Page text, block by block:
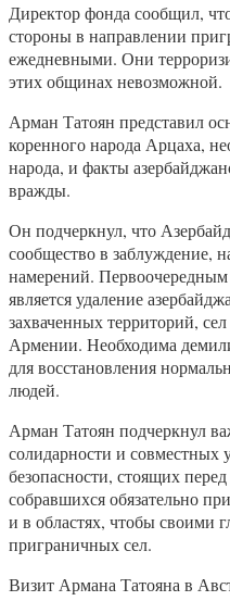
Директор фонда сообщил,
стороны в направлении
ежедневными. Они
этих общинах невозможной.
Арман Татоян представил
коренного народа Арцаха,
народа, и факты
вражды.
Он подчеркнул, что
сообщество в заблуждение,
намерений.
является удаление
захваченных территорий,
Армении. Необходима
для восстановления
людей.
Арман Татоян подчеркнул
солидарности и
безопасности, стоящих
собравшихся обязательно
и в областях, чтобы своими
приграничных сел.
Визит Армана Татояна в